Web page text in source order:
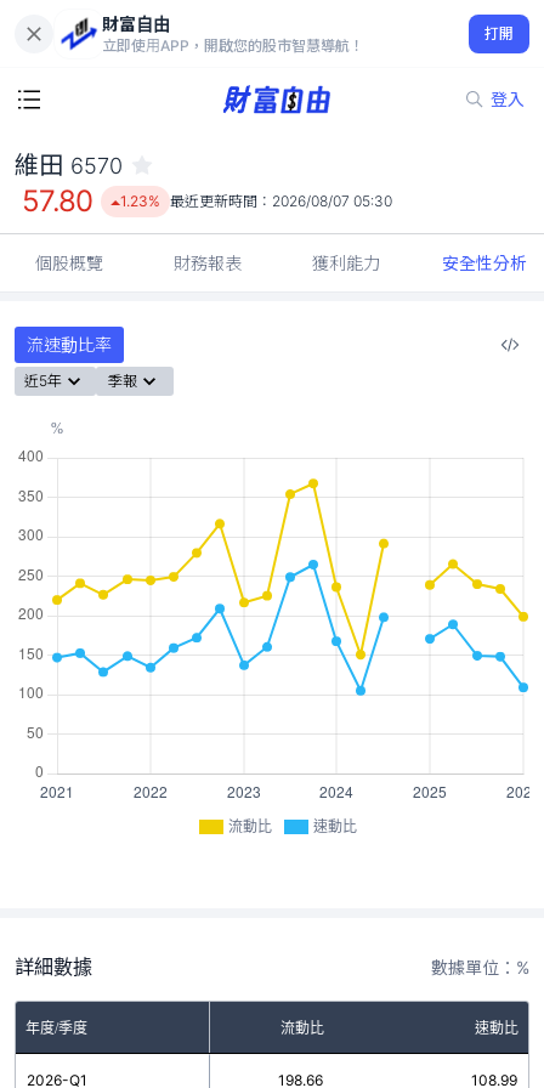
財富自由
立即使用APP，開啟您的股市智慧導航！
打開
登入
57.80
1.23%
維田 6570
57.80 1.23% 最近更新時間： 2026/08/07 05:30
個股概覽 財務報表 獲利能力 安全性分析
流速動比率
近5年 季報
流動比 速動比
詳細數據 數據單位：%
年度/季度 流動比 速動比
2026-Q1 198.66 108.99